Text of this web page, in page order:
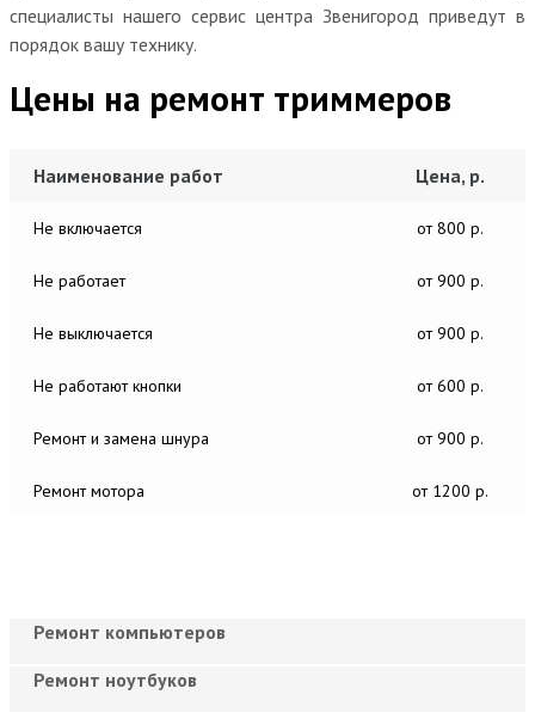
специалисты нашего сервис центра Звенигород приведут в
порядок вашу технику.
Цены на ремонт триммеров
Наименование работ Цена, р.
Не включается от 800 р.
Не работает от 900 р.
Не выключается от 900 р.
Не работают кнопки от 600 р.
Ремонт и замена шнура от 900 р.
Ремонт мотора от 1200 р.
Ремонт компьютеров
Ремонт ноутбуков